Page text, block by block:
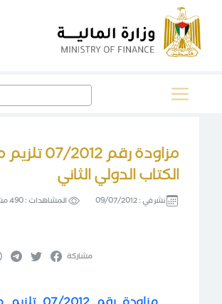
Search
for:
مزاودة رقم
الكتاب الدولي الثاني
نشر في :09/07/2012 المشاهدات :490 مشاهدة
مشاركة